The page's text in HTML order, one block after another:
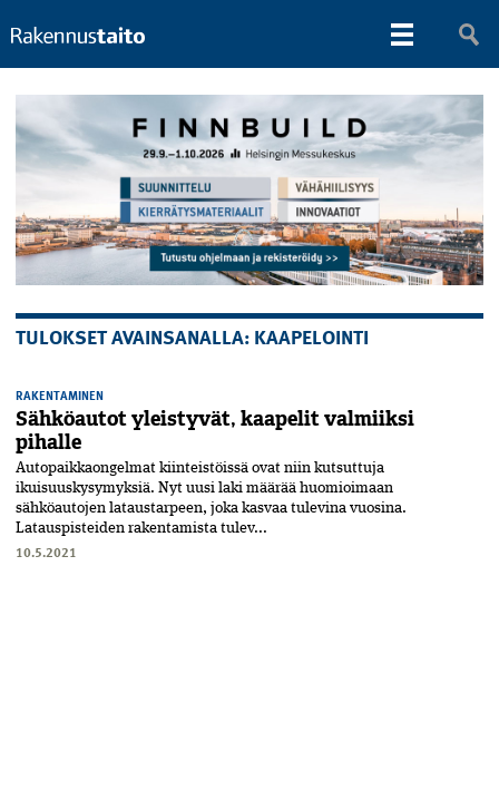
TULOKSET AVAINSANALLA: KAAPELOINTI
RAKENTAMINEN
Sähköautot yleistyvät, kaapelit valmiiksi
pihalle
Autopaikkaongelmat kiinteistöissä ovat niin kutsuttuja
ikuisuuskysymyksiä. Nyt uusi laki määrää huomioimaan
sähköautojen lataustarpeen, joka kasvaa tulevina vuosina.
Latauspisteiden rakentamista tulev...
10.5.2021